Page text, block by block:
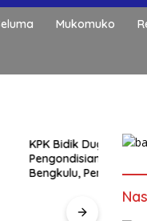
Mukomuko
Proyek di Pemkot
Tak